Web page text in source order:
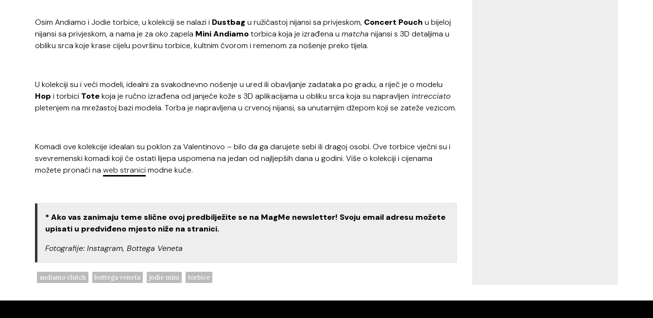
Osim Andiamo i Jodie torbice, u kolekciji se nalazi i Dustbag u ružičastoj nijansi sa privjeskom, Concert Pouch u bijeloj
nijansi sa privjeskom, a nama je za oko zapela Mini Andiamotorbica koja je izrađena u matcha nijansi s 3D detaljima u
obliku srca koje krase cijelu površinu torbice, kultnim čvorom i remenom za nošenje preko tijela.
U kolekciji su i veći modeli, idealni za svakodnevno nošenje u ured ili obavljanje zadataka po gradu, a riječ je o modelu
Hop i torbici Totekoja je ručno izrađena od janjeće kože s 3D aplikacijama u obliku srca koja su napravljen intrecciato
pletenjem na mrežastoj bazi modela. Torba je napravljena u crvenoj nijansi, sa unutarnjim džepom koji se zateže vezicom.
Komadi ove kolekcije idealan su poklon za Valentinovo – bilo da ga darujete sebi ili dragoj osobi. Ove torbice vječni su i
svevremenski komadi koji će ostati lijepa uspomena na jedan od najljepših dana u godini. Više o kolekciji i cijenama
možete pronaći na web stranici modne kuće.
* Ako vas zanimaju teme slične ovoj predbilježite se na MagMe newsletter! Svoju email adresu možete
upisati u predviđeno mjesto niže na stranici.
Fotografije: Instagram, Bottega Veneta
andiamo clutch bottega veneta jodie mini torbice